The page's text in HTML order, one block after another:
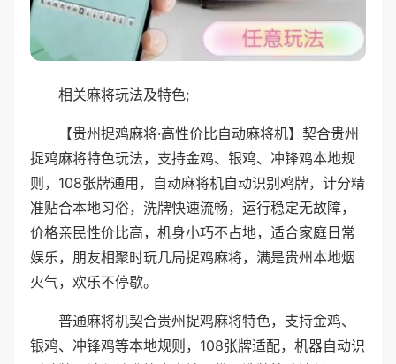
相关麻将玩法及特色;
【贵州捉鸡麻将·高性价比自动麻将机】契合贵州
捉鸡麻将特色玩法，支持金鸡、银鸡、冲锋鸡本地规
则，108张牌通用，自动麻将机自动识别鸡牌，计分精
准贴合本地习俗，洗牌快速流畅，运行稳定无故障，
价格亲民性价比高，机身小巧不占地，适合家庭日常
娱乐，朋友相聚时玩几局捉鸡麻将，满是贵州本地烟
火气，欢乐不停歇。
普通麻将机契合贵州捉鸡麻将特色，支持金鸡、
银鸡、冲锋鸡等本地规则，108张牌适配，机器自动识